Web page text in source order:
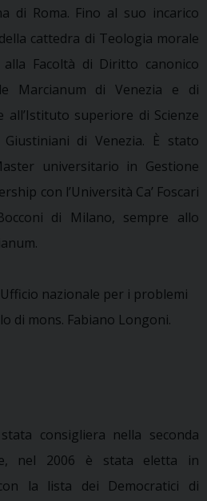
di Roma. Fino al suo incarico
cattedra di Teologia morale
Facoltà di Diritto canonico
Marcianum di Venezia e di
all’Istituto superiore di Scienze
di Venezia. È stato
universitario in Gestione
con l’Università Ca’ Foscari
di Milano, sempre allo
nazionale per i problemi
di mons. Fabiano Longoni.
consigliera nella seconda
nel 2006 è stata eletta in
la lista dei Democratici di